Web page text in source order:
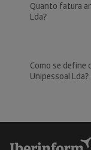
Quanto fatura
Lda?
Como se define
Unipessoal Lda?